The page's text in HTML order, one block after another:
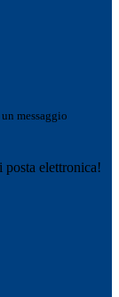
messaggio
elettronica!